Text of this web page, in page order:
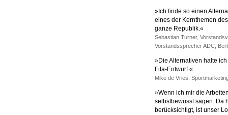
»Ich finde so einen
eines der Kernthemen
ganze Republik.«
Sebastian Turner,
Vorstandssprecher ADC,
»Die Alternativen halte
Fifa-Entwurf.«
Mike de Vries,
»Wenn ich mir die
selbstbewusst sagen: Da
berücksichtigt, ist unser